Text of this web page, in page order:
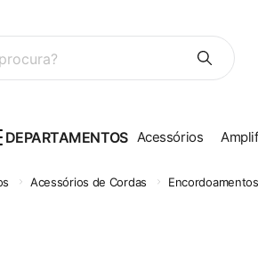
DEPARTAMENTOS Acessórios
Acessórios de Cordas Encordoamentos